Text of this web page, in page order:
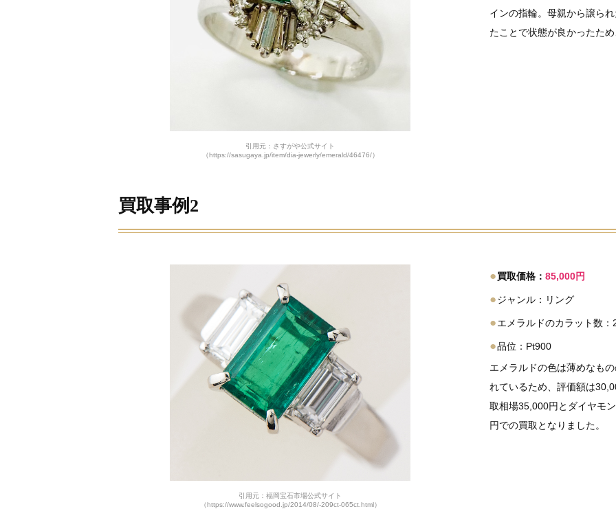
引用元：さすがや公式サイト
（https://sasugaya.jp/item/dia-jewerly/emerald/46476/）
インの指輪。母親から譲ら
たことで状態が良かったた
買取事例2
引用元：福岡宝石市場公式サイト
（https://www.feelsogood.jp/2014/08/-209ct-065ct.html）
●買取価格： 85,000円
●ジャンル：リング
●エメラルドのカラット数：
●品位：Pt900
エメラルドの色は薄めなも
れているため、評価額は
取相場35,000円とダイヤモ
円での買取となりました。